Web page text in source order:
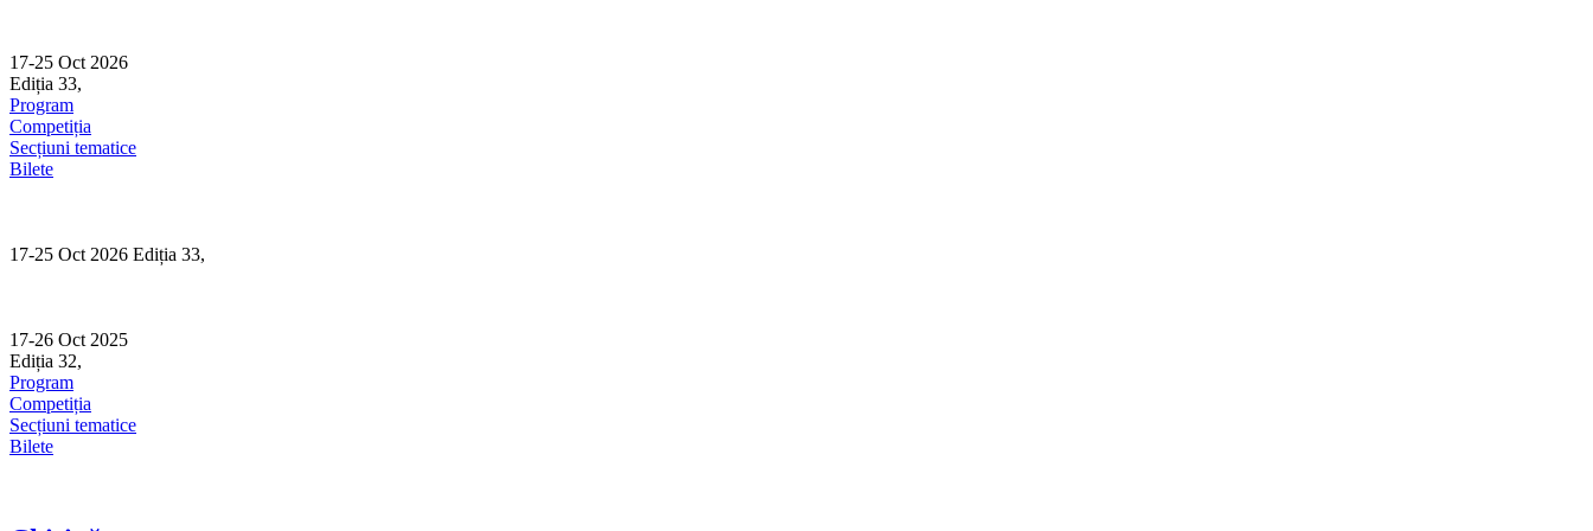
content
17-25 Oct 2026
Ediția 33,
Program
Competiția
Secțiuni tematice
Bilete
17-25 Oct 2026 Ediția 33,
17-26 Oct 2025
Ediția 32,
Program
Competiția
Secțiuni tematice
Bilete